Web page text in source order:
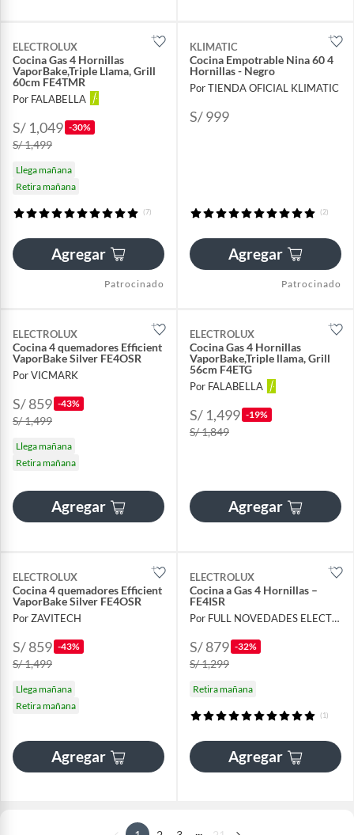
ELECTROLUX
Cocina Gas 4 Hornillas
VaporBake,Triple Llama, Grill
60cm FE4TMR
Por FALABELLA
S/ 1,049 -30%
S/ 1,499
Llega mañana
Retira mañana
(7)
Agregar
Patrocinado
KLIMATIC
Cocina Empotrable Nina 60 4
Hornillas - Negro
Por TIENDA OFICIAL KLIMATIC
S/ 999
(2)
Agregar
Patrocinado
ELECTROLUX
Cocina 4 quemadores Efficient
VaporBake Silver FE4OSR
Por VICMARK
S/ 859 -43%
S/ 1,499
Llega mañana
Retira mañana
Agregar
ELECTROLUX
Cocina Gas 4 Hornillas
VaporBake,Triple llama, Grill
56cm F4ETG
Por FALABELLA
S/ 1,499 -19%
S/ 1,849
Agregar
ELECTROLUX
Cocina 4 quemadores Efficient
VaporBake Silver FE4OSR
Por ZAVITECH
S/ 859 -43%
S/ 1,499
Llega mañana
Retira mañana
Agregar
ELECTROLUX
Cocina a Gas 4 Hornillas –
FE4ISR
Por FULL NOVEDADES ELECTROHOGAR E.I.R.L.
S/ 879 -32%
S/ 1,299
Retira mañana
(1)
Agregar